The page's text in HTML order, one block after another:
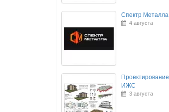
Спектр Металла
4 августа
Проектирование
ИЖС
3 августа